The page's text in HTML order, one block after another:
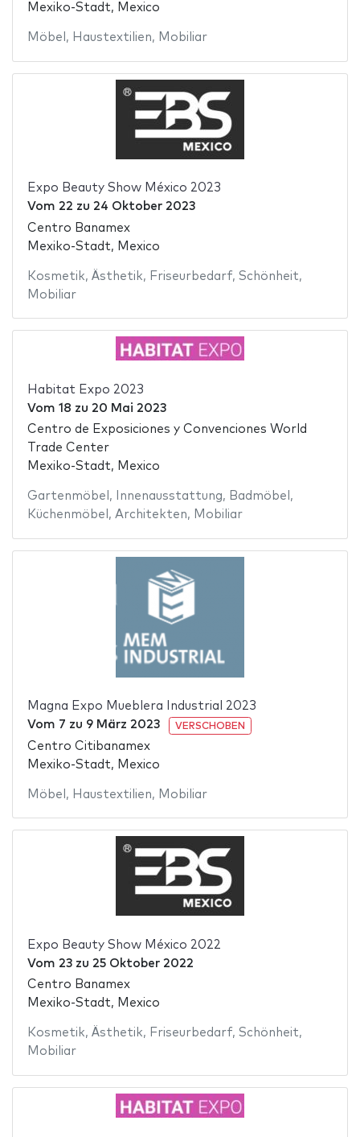
Mexiko-Stadt, Mexico
Möbel , Haustextilien, Mobiliar
Expo Beauty Show México 2023
Vom 22 zu 24 Oktober 2023
Centro Banamex
Mexiko-Stadt, Mexico
Kosmetik, Ästhetik, Friseurbedarf, Schönheit,
Mobiliar
Habitat Expo 2023
Vom 18 zu 20 Mai 2023
Centro de Exposiciones y Convenciones World
Trade Center
Mexiko-Stadt, Mexico
Gartenmöbel , Innenausstattung, Badmöbel ,
Küchenmöbel , Architekten, Mobiliar
Magna Expo Mueblera Industrial 2023
Vom 7 zu 9 März 2023 VERSCHOBEN
Centro Citibanamex
Mexiko-Stadt, Mexico
Möbel , Haustextilien, Mobiliar
Expo Beauty Show México 2022
Vom 23zu 25 Oktober 2022
Centro Banamex
Mexiko-Stadt, Mexico
Kosmetik, Ästhetik, Friseurbedarf, Schönheit,
Mobiliar